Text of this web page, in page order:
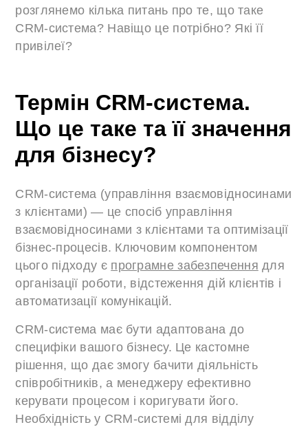
розглянемо кілька питань про те, що таке
CRM-система? Навіщо це потрібно? Які її
привілеї?
Термін CRM-система.
Що це таке та її значення
для бізнесу?
CRM-система (управління взаємовідносинами
з клієнтами) — це спосіб управління
взаємовідносинами з клієнтами та оптимізації
бізнес-процесів. Ключовим компонентом
цього підходу є програмне забезпечення для
організації роботи, відстеження дій клієнтів і
автоматизації комунікацій.
CRM-система має бути адаптована до
специфіки вашого бізнесу. Це кастомне
рішення, що дає змогу бачити діяльність
співробітників, а менеджеру ефективно
керувати процесом і коригувати його.
Необхідність у CRM-системі для відділу